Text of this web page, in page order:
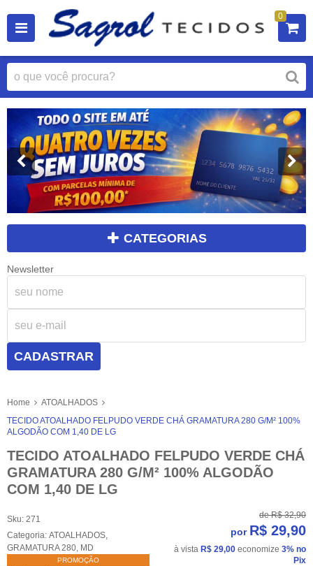
0
CATEGORIAS
Newsletter
CADASTRAR
Home
ATOALHADOS
TECIDO ATOALHADO FELPUDO VERDE CHÁ GRAMATURA 280 G/M² 100%
ALGODÃO COM 1,40 DE LG
TECIDO ATOALHADO FELPUDO VERDE CHÁ
GRAMATURA 280 G/M² 100% ALGODÃO
COM 1,40 DE LG
Sku: 271
Categoria: ATOALHADOS,
GRAMATURA 280, MD
PROMOÇÃO
de R$ 32,90
por R$ 29,90
à vista R$ 29,00 economize 3% no
Pix